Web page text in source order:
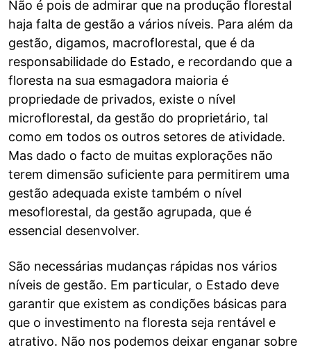
Não é pois de admirar que na produção florestal
haja falta de gestão a vários níveis. Para além da
gestão, digamos, macroflorestal, que é da
responsabilidade do Estado, e recordando que a
floresta na sua esmagadora maioria é
propriedade de privados, existe o nível
microflorestal, da gestão do proprietário, tal
como em todos os outros setores de atividade.
Mas dado o facto de muitas explorações não
terem dimensão suficiente para permitirem uma
gestão adequada existe também o nível
mesoflorestal, da gestão agrupada, que é
essencial desenvolver.
São necessárias mudanças rápidas nos vários
níveis de gestão. Em particular, o Estado deve
garantir que existem as condições básicas para
que o investimento na floresta seja rentável e
atrativo. Não nos podemos deixar enganar sobre